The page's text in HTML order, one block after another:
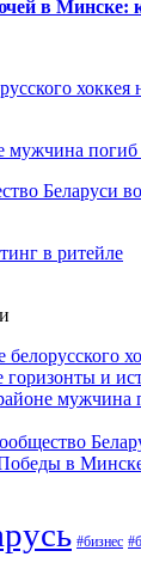
в Минске:
погиб
Беларуси
в ритейле
белорусского
горизонты и
мужчина
в
#бизнес